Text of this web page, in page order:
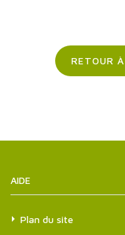
RETOUR
AIDE
Plan du site